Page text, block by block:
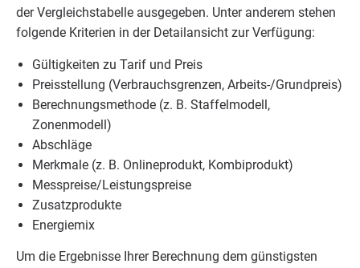
der Ver­gleichs­ta­bel­le aus­ge­ge­ben. Unter ande­rem ste­hen
fol­gen­de Kri­te­ri­en in der Detail­an­sicht zur Verfügung:
Gül­tig­kei­ten zu Tarif und Preis
Preis­stel­lung (Ver­brauchs­gren­zen, Arbeits-/Grund­preis)
Berech­nungs­me­tho­de (z. B. Staf­fel­mo­dell,
Zonenmodell)
Abschlä­ge
Merk­ma­le (z. B. Online­pro­dukt, Kombiprodukt)
Messpreise/​Leistungspreise
Zusatz­pro­duk­te
Ener­gie­mix
Um die Ergeb­nis­se Ihrer Berech­nung dem güns­tigs­ten